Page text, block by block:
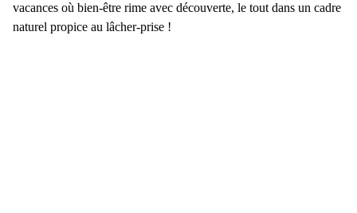
vacances où bien-être rime avec découverte, le tout dans un cadre
naturel propice au lâcher-prise !